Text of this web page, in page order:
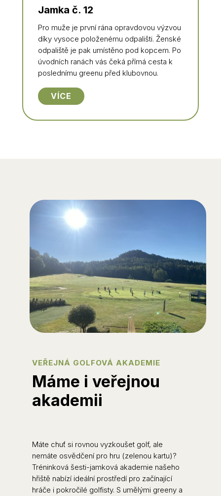
Jamka č. 12
Pro muže je první rána opravdovou výzvou
díky vysoce položenému odpališti. Ženské
odpaliště je pak umístěno pod kopcem. Po
úvodních ranách vás čeká přímá cesta k
poslednímu greenu před klubovnou.
VÍCE
VEŘEJNÁ GOLFOVÁ AKADEMIE
Máme i veřejnou
akademii
Máte chuť si rovnou vyzkoušet golf, ale
nemáte osvědčení pro hru (zelenou kartu)?
Tréninková šesti-jamková akademie našeho
hřiště nabízí ideální prostředí pro začínající
hráče i pokročilé golfisty. S umělými greeny a